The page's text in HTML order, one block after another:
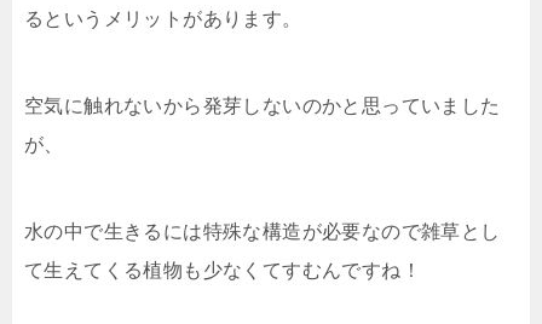
るというメリットがあります。
空気に触れないから発芽しないのかと思っていました
が、
水の中で生きるには特殊な構造が必要なので雑草とし
て生えてくる植物も少なくてすむんですね！